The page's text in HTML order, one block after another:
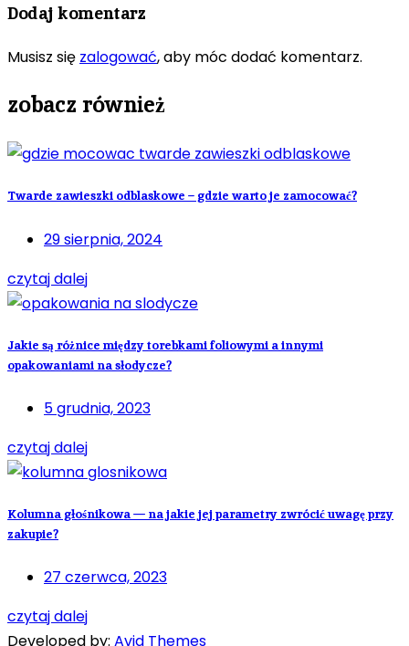
Dodaj komentarz
Musisz się zalogować, aby móc dodać komentarz.
zobacz również
Twarde zawieszki odblaskowe – gdzie warto je zamocować?
29 sierpnia, 2024
czytaj dalej
Jakie są różnice między torebkami foliowymi a innymi
opakowaniami na słodycze?
5 grudnia, 2023
czytaj dalej
Kolumna głośnikowa — na jakie jej parametry zwrócić uwagę przy
zakupie?
27 czerwca, 2023
czytaj dalej
Developed by: Avid Themes